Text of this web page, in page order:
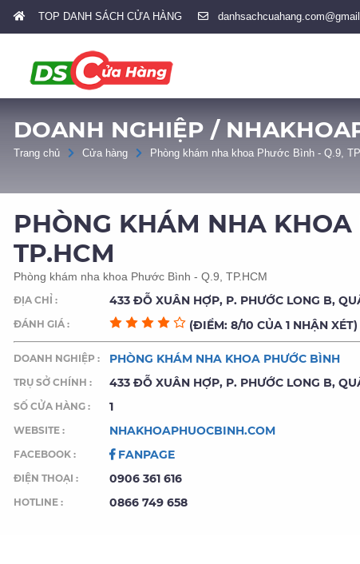
TOP DANH SÁCH CỬA HÀNG
DOANH NGHIỆP /
Trang chủ Cửa hàng Phòng khám nha khoa Phước Bình - Q.9,
PHÒNG KHÁM NHA
TP.HCM
Phòng khám nha khoa Phước Bình - Q.9, TP.HCM
ĐỊA CHỈ : 433 ĐỖ XUÂN HỢP, P. PHƯỚC LONG B,
ĐÁNH GIÁ : (ĐIỂM: 8/10 CỦA 1 NHẬN XÉT)
DOANH NGHIỆP : PHÒNG KHÁM NHA KHOA PHƯỚC BÌNH
TRỤ SỞ CHÍNH : 433 ĐỖ XUÂN HỢP, P. PHƯỚC LONG B,
SỐ CỬA HÀNG : 1
WEBSITE : NHAKHOAPHUOCBINH.COM
FACEBOOK : FANPAGE
ĐIỆN THOẠI : 0906 361 616
HOTLINE : 0866 749 658